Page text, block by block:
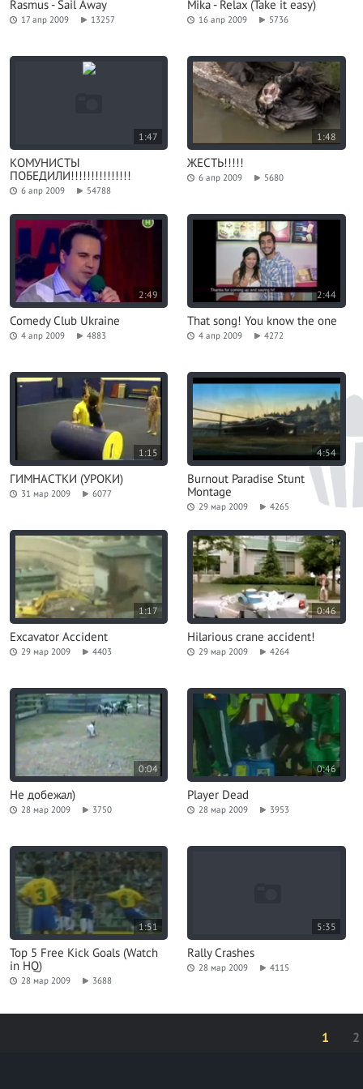
Rasmus - Sail Away
17 апр 2009 13257
Mika - Relax (Take it easy)
16 апр 2009 5736
1:47
КОМУНИСТЫ
ПОБЕДИЛИ!!!!!!!!!!!!!!!
6 апр 2009 54788
1:48
ЖЕСТЬ!!!!!
6 апр 2009 5680
2:49
Comedy Club Ukraine
4 апр 2009 4883
2:44
That song! You know the one
4 апр 2009 4272
1:15
ГИМНАСТКИ (УРОКИ)
31 мар 2009 6077
4:54
Burnout Paradise Stunt
Montage
29 мар 2009 4265
1:17
Excavator Accident
29 мар 2009 4403
0:46
Hilarious crane accident!
29 мар 2009 4264
0:04
Не добежал)
28 мар 2009 3750
0:46
Player Dead
28 мар 2009 3953
1:51
Top 5 Free Kick Goals (Watch
in HQ)
28 мар 2009 3688
5:35
Rally Crashes
28 мар 2009 4115
1 2